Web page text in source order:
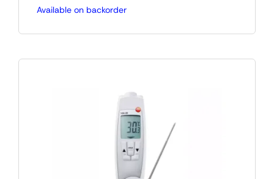
Available on backorder